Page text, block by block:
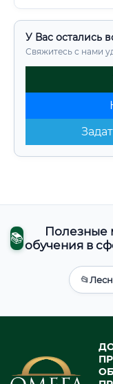
У Вас остались
Свяжитесь с нами
📚
Полезные
обучения в
📂